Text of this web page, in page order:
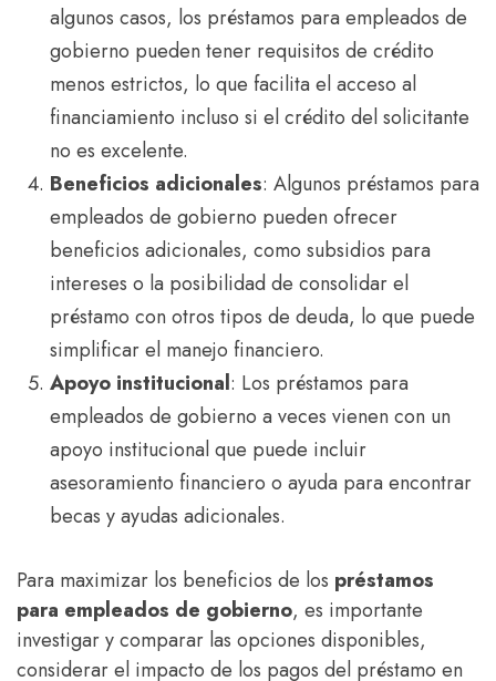
algunos casos, los préstamos para empleados de
gobierno pueden tener requisitos de crédito
menos estrictos, lo que facilita el acceso al
financiamiento incluso si el crédito del solicitante
no es excelente.
Beneficios adicionales: Algunos préstamos para
empleados de gobierno pueden ofrecer
beneficios adicionales, como subsidios para
intereses o la posibilidad de consolidar el
préstamo con otros tipos de deuda, lo que puede
simplificar el manejo financiero.
Apoyo institucional: Los préstamos para
empleados de gobierno a veces vienen con un
apoyo institucional que puede incluir
asesoramiento financiero o ayuda para encontrar
becas y ayudas adicionales.
Para maximizar los beneficios de los préstamos
para empleados de gobierno, es importante
investigar y comparar las opciones disponibles,
considerar el impacto de los pagos del préstamo en